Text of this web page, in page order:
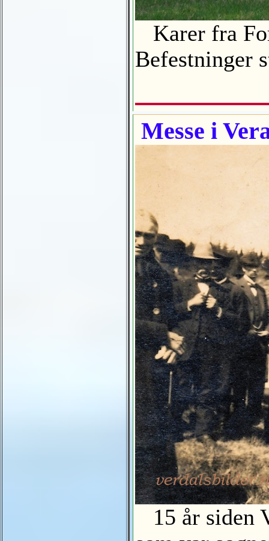
Karer fra
Befestninger
Messe i
15 år siden